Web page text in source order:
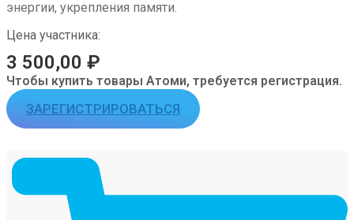
энергии, укрепления памяти.
Цена участника:
3 500,00 ₽
Чтобы купить товары Атоми, требуется регистрация.
ЗАРЕГИСТРИРОВАТЬСЯ